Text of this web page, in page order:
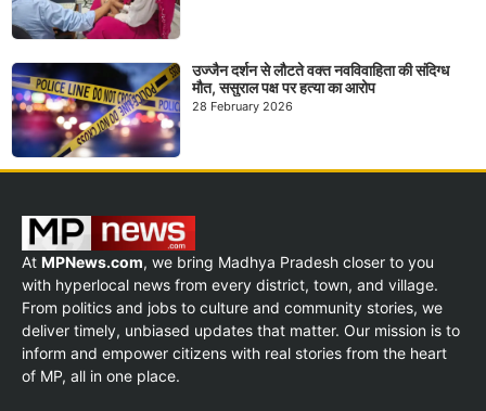
उज्जैन दर्शन से लौटते वक्त नवविवाहिता की संदिग्ध
मौत, ससुराल पक्ष पर हत्या का आरोप
28 February 2026
At MPNews.com, we bring Madhya Pradesh closer to you
with hyperlocal news from every district, town, and village.
From politics and jobs to culture and community stories, we
deliver timely, unbiased updates that matter. Our mission is to
inform and empower citizens with real stories from the heart
of MP, all in one place.